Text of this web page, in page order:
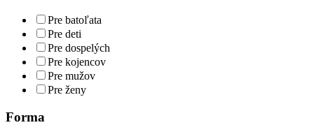
Pre batoľata
Pre deti
Pre dospelých
Pre kojencov
Pre mužov
Pre ženy
Forma